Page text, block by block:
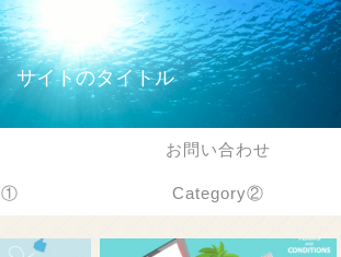
キャッチフレーズ
サイトのタイトル
お問い合わせ
Category②